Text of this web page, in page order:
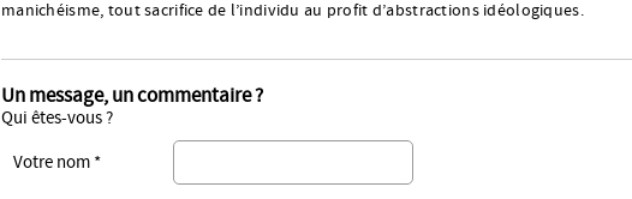
manichéisme, tout sacrifice de l’individu au profit d’abstractions idéologiques.
Un message, un commentaire ?
Qui êtes-vous ?
Votre nom *